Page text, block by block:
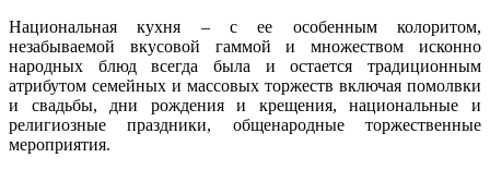
Национальная кухня – с ее особенным колоритом,
незабываемой вкусовой гаммой и множеством исконно
народных блюд всегда была и остается традиционным
атрибутом семейных и массовых торжеств включая помолвки
и свадьбы, дни рождения и крещения, национальные и
религиозные праздники, общенародные торжественные
мероприятия.